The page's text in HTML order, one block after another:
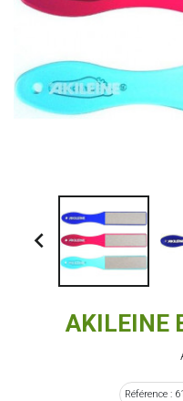

AKILEINE
Référence :